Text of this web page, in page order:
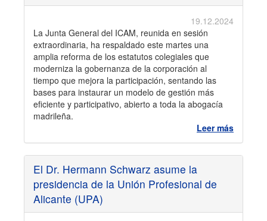
19.12.2024
La Junta General del ICAM, reunida en sesión
extraordinaria, ha respaldado este martes una
amplia reforma de los estatutos colegiales que
moderniza la gobernanza de la corporación al
tiempo que mejora la participación, sentando las
bases para instaurar un modelo de gestión más
eficiente y participativo, abierto a toda la abogacía
madrileña.
Leer más
El Dr. Hermann Schwarz asume la
presidencia de la Unión Profesional de
Alicante (UPA)